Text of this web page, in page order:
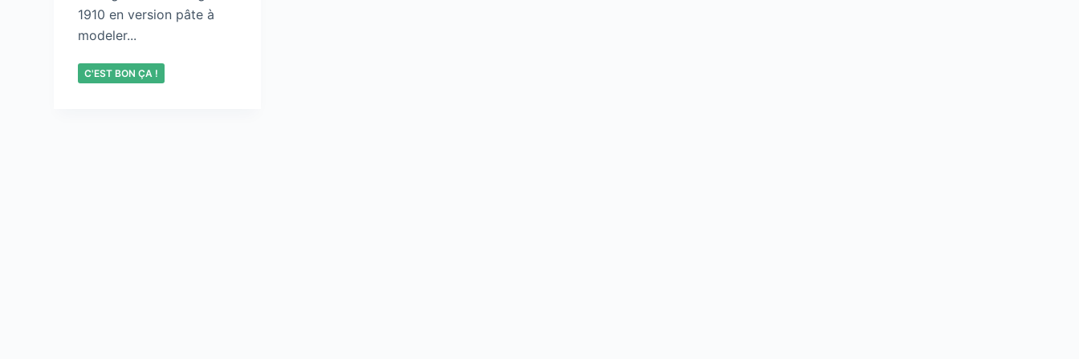
1910 en version pâte à
modeler...
C'EST BON ÇA !